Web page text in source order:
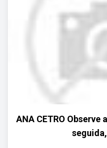
ANA CETRO Observe